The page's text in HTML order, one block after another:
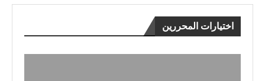
اختيارات المحررين